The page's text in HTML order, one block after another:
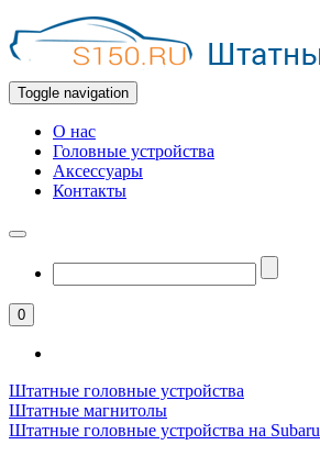
Toggle navigation
О нас
Головные устройства
Аксессуары
Контакты
0
Штатные головные устройства
Штатные магнитолы
Штатные головные устройства на Subaru